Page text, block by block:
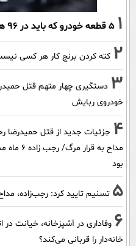
1 ۵ قطعه خودرو که باید در ۹۶ هزار کیلومتر عوض کنید
2 کته کردن برنج کار هر کسی
3 دستگیری چهار متهم قتل
خودروی ربایش
4 جزئیات جدید از قتل حمیدرضا
مداح به
بود
5 تسنیم تایید کرد: رجب‌زاده،
6 وفاداری در آشپزخانه، خیانت
خانه‌دار را قربانی می‌کند؟